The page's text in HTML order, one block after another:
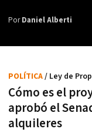
PorDaniel Alberti
Cómo es el
aprobó el
alquileres
POLÍTICA/ Ley de